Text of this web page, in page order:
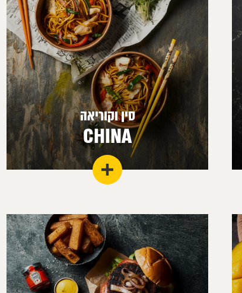
סין וקוריאה
CHINA
מטבח עשיר ומגוון עם סגנון ייחודי המספק מנות
למילארד איש מקיסר ועד פשוטי העם.